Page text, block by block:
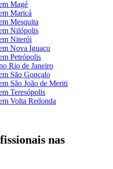
Magé
Maricá
Mesquita
Nilópolis
Niterói
Nova Iguaçu
Petrópolis
Rio de Janeiro
São Gonçalo
São João de Meriti
Teresópolis
Volta Redonda
nas